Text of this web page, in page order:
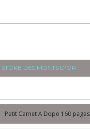
DES MONTS D'OR
Petit Carnet A Dopo 160 pages